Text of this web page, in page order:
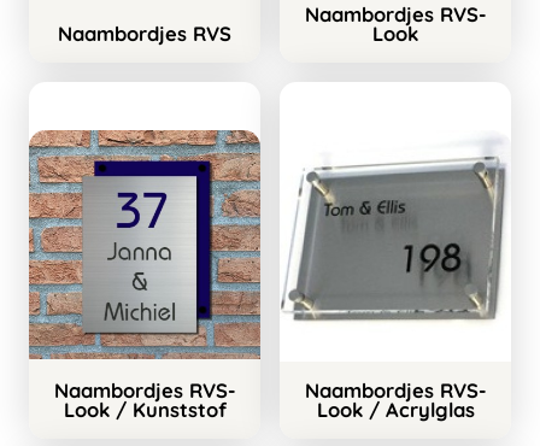
Naambordjes RVS
Naambordjes RVS-
Look
Naambordjes RVS-
Look / Kunststof
Naambordjes RVS-
Look / Acrylglas